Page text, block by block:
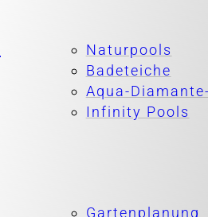
Naturpools
Badeteiche
Aqua-
Infinity Pools
Gartenplanung